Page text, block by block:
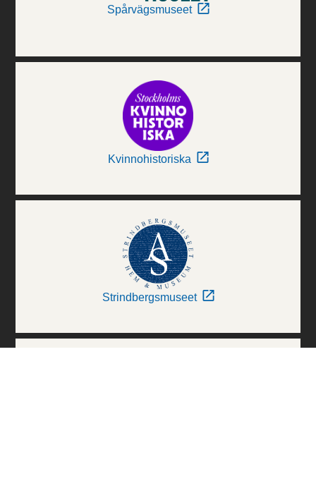
Spårvägsmuseet
Kvinnohistoriska
Strindbergsmuseet